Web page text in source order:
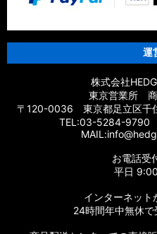
運
株式会社
東京営業所 商
〒120-0036 東京都足立区千
TEL:03-5284-9790
お電話受
平日
インターネット
24時間年中無休で